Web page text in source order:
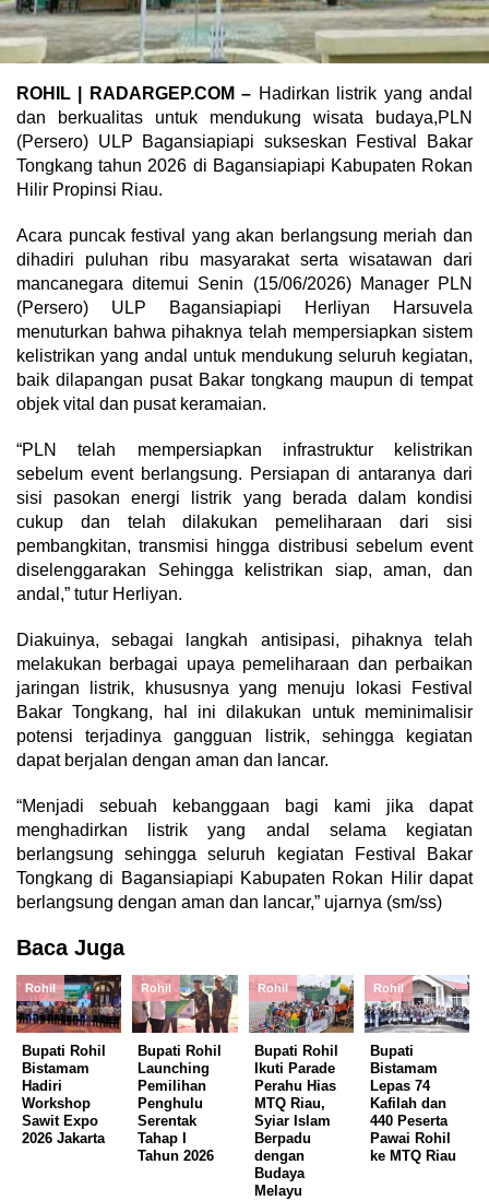
ROHIL | RADARGEP.COM – Hadirkan listrik yang andal
dan berkualitas untuk mendukung wisata budaya,PLN
(Persero) ULP Bagansiapiapi sukseskan Festival Bakar
Tongkang tahun 2026 di Bagansiapiapi Kabupaten Rokan
Hilir Propinsi Riau.
Acara puncak festival yang akan berlangsung meriah dan
dihadiri puluhan ribu masyarakat serta wisatawan dari
mancanegara ditemui Senin (15/06/2026) Manager PLN
(Persero) ULP Bagansiapiapi Herliyan Harsuvela
menuturkan bahwa pihaknya telah mempersiapkan sistem
kelistrikan yang andal untuk mendukung seluruh kegiatan,
baik dilapangan pusat Bakar tongkang maupun di tempat
objek vital dan pusat keramaian.
“PLN telah mempersiapkan infrastruktur kelistrikan
sebelum event berlangsung. Persiapan di antaranya dari
sisi pasokan energi listrik yang berada dalam kondisi
cukup dan telah dilakukan pemeliharaan dari sisi
pembangkitan, transmisi hingga distribusi sebelum event
diselenggarakan Sehingga kelistrikan siap, aman, dan
andal,” tutur Herliyan.
Diakuinya, sebagai langkah antisipasi, pihaknya telah
melakukan berbagai upaya pemeliharaan dan perbaikan
jaringan listrik, khususnya yang menuju lokasi Festival
Bakar Tongkang, hal ini dilakukan untuk meminimalisir
potensi terjadinya gangguan listrik, sehingga kegiatan
dapat berjalan dengan aman dan lancar.
“Menjadi sebuah kebanggaan bagi kami jika dapat
menghadirkan listrik yang andal selama kegiatan
berlangsung sehingga seluruh kegiatan Festival Bakar
Tongkang di Bagansiapiapi Kabupaten Rokan Hilir dapat
berlangsung dengan aman dan lancar,” ujarnya (sm/ss)
Baca Juga
Rohil
Bupati Rohil
Bistamam
Hadiri
Workshop
Sawit Expo
2026 Jakarta
Rohil
Bupati Rohil
Launching
Pemilihan
Penghulu
Serentak
Tahap I
Tahun 2026
Rohil
Bupati Rohil
Ikuti Parade
Perahu Hias
MTQ Riau,
Syiar Islam
Berpadu
dengan
Budaya
Melayu
Rohil
Bupati
Bistamam
Lepas 74
Kafilah dan
440 Peserta
Pawai Rohil
ke MTQ Riau